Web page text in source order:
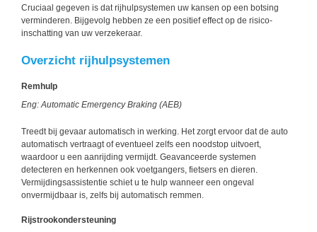
Cruciaal gegeven is dat rijhulpsystemen uw kansen op een botsing
verminderen. Bijgevolg hebben ze een positief effect op de risico-
inschatting van uw verzekeraar.
Overzicht rijhulpsystemen
Remhulp
Eng: Automatic Emergency Braking (AEB)
Treedt bij gevaar automatisch in werking. Het zorgt ervoor dat de auto
automatisch vertraagt of eventueel zelfs een noodstop uitvoert,
waardoor u een aanrijding vermijdt. Geavanceerde systemen
detecteren en herkennen ook voetgangers, fietsers en dieren.
Vermijdingsassistentie schiet u te hulp wanneer een ongeval
onvermijdbaar is, zelfs bij automatisch remmen.
Rijstrookondersteuning